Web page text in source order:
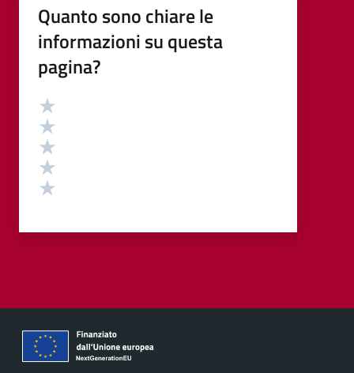
Quanto sono chiare le
informazioni su questa
pagina?
Valutazione